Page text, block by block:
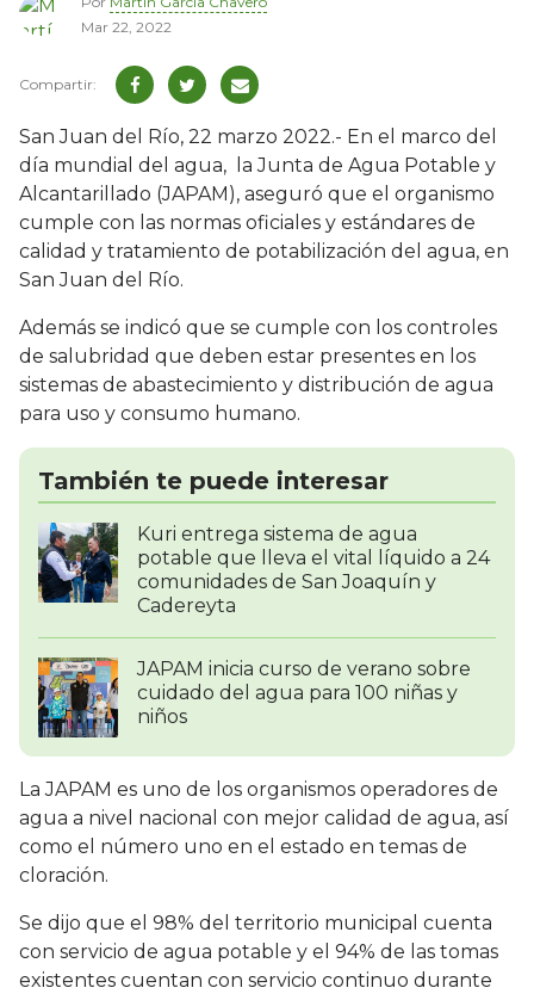
Mar 22, 2022
San Juan del Río, 22 marzo 2022.- En el marco del
día mundial del agua, la Junta de Agua Potable y
Alcantarillado (JAPAM), aseguró que el organismo
cumple con las normas oficiales y estándares de
calidad y tratamiento de potabilización del agua, en
San Juan del Río.
Además se indicó que se cumple con los controles
de salubridad que deben estar presentes en los
sistemas de abastecimiento y distribución de agua
para uso y consumo humano.
También te puede interesar
Kuri entrega sistema de agua
potable que lleva el vital líquido a 24
comunidades de San Joaquín y
Cadereyta
JAPAM inicia curso de verano sobre
cuidado del agua para 100 niñas y
niños
La JAPAM es uno de los organismos operadores de
agua a nivel nacional con mejor calidad de agua, así
como el número uno en el estado en temas de
cloración.
Se dijo que el 98% del territorio municipal cuenta
con servicio de agua potable y el 94% de las tomas
existentes cuentan con servicio continuo durante